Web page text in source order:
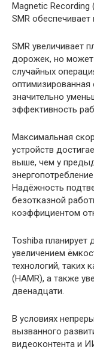
Magnetic Recording
SMR
SMR увеличивает
дорожек, но может
случайных
оптимизированная
значительно
эффективность
Максимальная
устройств
выше, чем у
Надёжность
безотказной
коэффициентом
Toshiba планирует
увеличением
технологий, таких
(HAMR), а также
двенадцати.
В условиях
вызванного
видеоконтента и